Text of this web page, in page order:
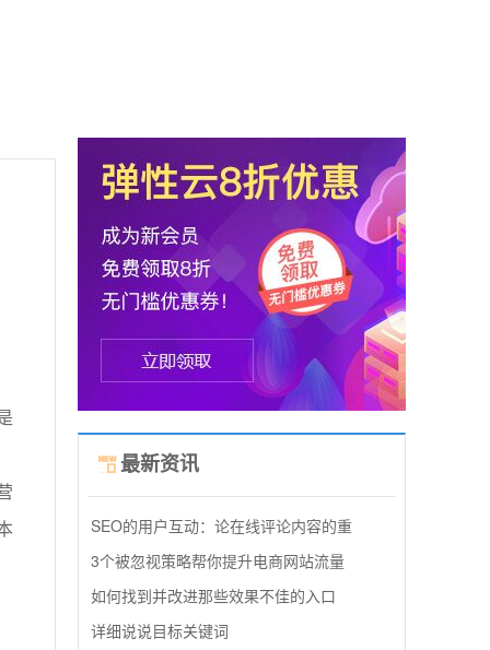
最新资讯
SEO的用户互动：论在线评论内容的重
3个被忽视策略帮你提升电商网站流量
如何找到并改进那些效果不佳的入口
详细说说目标关键词